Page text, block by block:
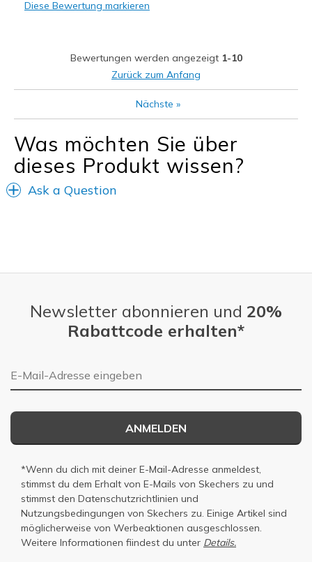
Special Occasions
Travel
Width
Feels true to width
Sizing
Feels true to size
View On Shoes
Shoes are for Wearing
Diese Bewertung markieren
Bewertungen werden angezeigt 1-10
Zurück zum Anfang
Nächste »
Was möchten Sie über
dieses Produkt wissen?
Ask a Question
Newsletter abonnieren und 20%
Rabattcode erhalten*
E-Mail-Adresse
ANMELDEN
*Wenn du dich mit deiner E-Mail-Adresse anmeldest,
stimmst du dem Erhalt von E-Mails von Skechers zu und
stimmst den Datenschutzrichtlinien und
Nutzungsbedingungen von Skechers zu. Einige Artikel sind
möglicherweise von Werbeaktionen ausgeschlossen.
Weitere Informationen fiindest du unter Details.